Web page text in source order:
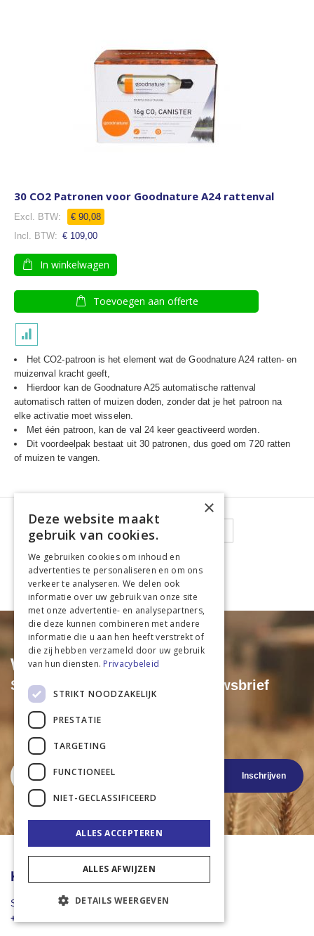
30 CO2 Patronen voor Goodnature A24 rattenval
€ 90,08
€ 109,00
In winkelwagen
Toevoegen aan offerte
Het CO2-patroon is het element wat de Goodnature A24 ratten- en
muizenval kracht geeft,
Hierdoor kan de Goodnature A25 automatische rattenval
automatisch ratten of muizen doden, zonder dat je het patroon na
elke activatie moet wisselen.
Met één patroon, kan de val 24 keer geactiveerd worden.
Dit voordeelpak bestaat uit 30 patronen, dus goed om 720 ratten
of muizen te vangen.
Pagina
U lees momenteel pagina
1 Pagina
2 3
Toon
Wil je niets missen?
Schrijf je dan in voor onze nieuwsbrief
Exclusieve acties & kortingen
Als eerste op de hoogte van aanbiedingen
Nieuwste productinformatie
Abonneer
u
onze
Inschrijven
Klantenservice
Stuur een Whatsapp
+31 43 455 2665
×
Deze website maakt
gebruik van cookies.
We gebruiken cookies om inhoud en
advertenties te personaliseren en om ons
verkeer te analyseren. We delen ook
informatie over uw gebruik van onze site
met onze advertentie- en analysepartners,
die deze kunnen combineren met andere
informatie die u aan hen heeft verstrekt of
die zij hebben verzameld door uw gebruik
van hun diensten. Privacybeleid
STRIKT NOODZAKELIJK
PRESTATIE
TARGETING
FUNCTIONEEL
NIET-GECLASSIFICEERD
ALLES ACCEPTEREN
ALLES AFWIJZEN
DETAILS WEERGEVEN